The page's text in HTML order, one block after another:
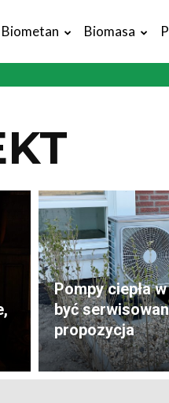
Biometan Biomasa
Pompy ciepła
być
propozycja